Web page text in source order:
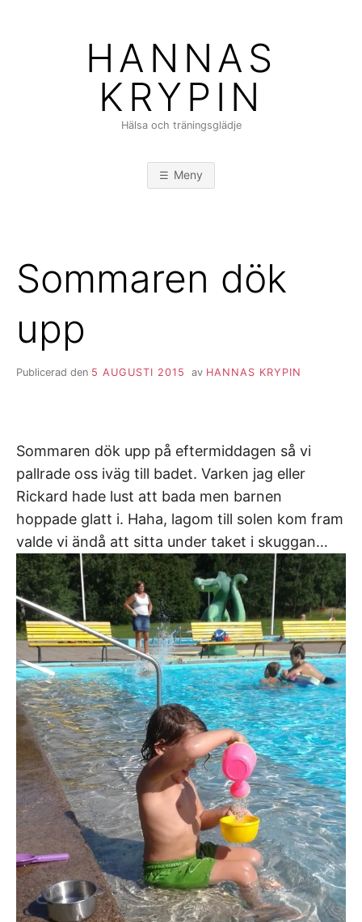
HANNAS
KRYPIN
Hälsa och träningsglädje
Meny
Sommaren dök
upp
Publicerad den 5 AUGUSTI 2015 av HANNAS KRYPIN
Sommaren dök upp på eftermiddagen så vi
pallrade oss iväg till badet. Varken jag eller
Rickard hade lust att bada men barnen
hoppade glatt i. Haha, lagom till solen kom fram
valde vi ändå att sitta under taket i skuggan…